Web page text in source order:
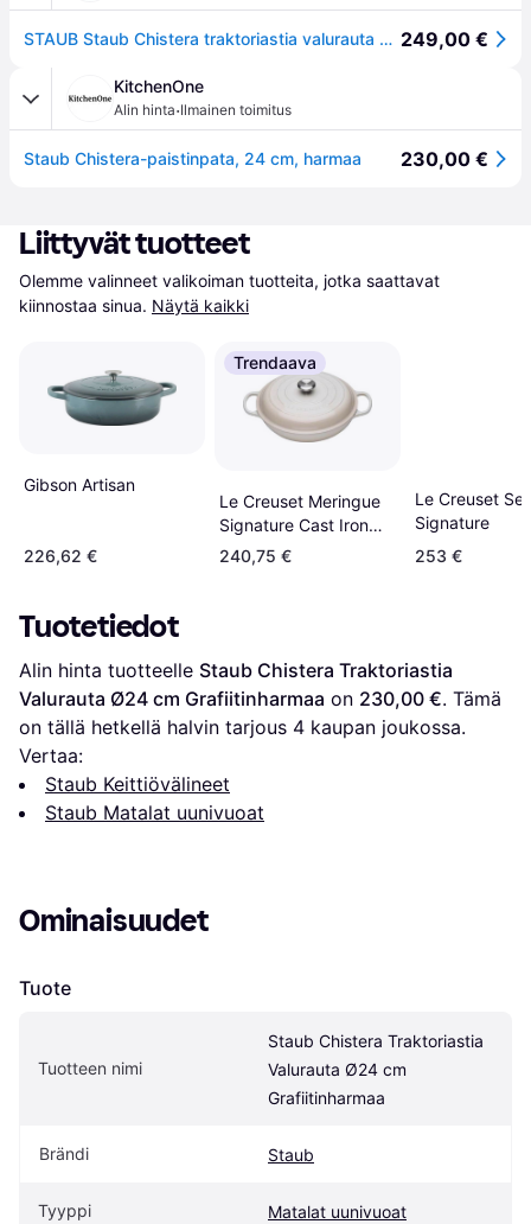
STAUB Staub Chistera traktoriastia valurauta Ø24 cm Grafiitinharmaa 249,00 €
KitchenOne
Alin hinta·Ilmainen toimitus
Staub Chistera-paistinpata, 24 cm, harmaa 230,00 €
Liittyvät tuotteet
Olemme valinneet valikoiman tuotteita, jotka saattavat
kiinnostaa sinua. Näytä kaikki
Gibson Artisan
226,62 €
Trendaava
Le Creuset Meringue
Signature Cast Iron
Round
240,75 €
Le Creuset
Signature
253 €
Tuotetiedot
Alin hinta tuotteelle Staub Chistera Traktoriastia
Valurauta Ø24 cm Grafiitinharmaa on 230,00 €. Tämä
on tällä hetkellä halvin tarjous 4 kaupan joukossa.
Vertaa:
Staub Keittiövälineet
Staub Matalat uunivuoat
Ominaisuudet
Tuote
Tuotteen nimi
Staub Chistera Traktoriastia
Valurauta Ø24 cm
Grafiitinharmaa
Brändi Staub
Tyyppi Matalat uunivuoat